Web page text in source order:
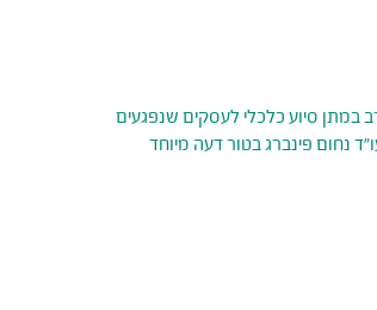
במתן סיוע כלכלי לעסקים שנפגעים
נחום פינברג בטור דעה מיוחד